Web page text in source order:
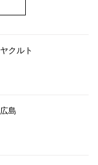
ヤクルト
広島